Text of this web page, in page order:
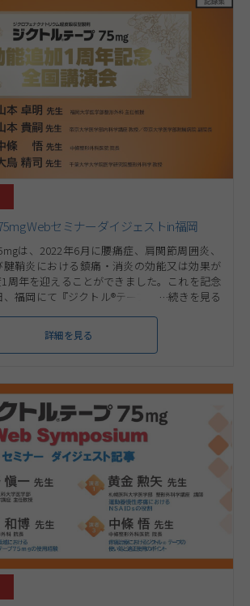
Webセミナーダイジェストin福岡
は、2022年6月に腰痛症、肩関節周囲炎、
鞘炎における鎮痛・消炎の効能又は効果が
周年を迎えることができました。これを記念
、福岡にて『ジクトル®テープ75mg効能追加1
教授 山本 卓明先生）。疫学から治療のトピッ
演いただきましたので、今後の診療に活かし
です。
詳細を見る